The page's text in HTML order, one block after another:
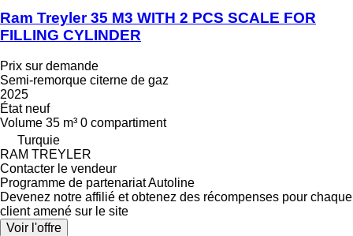
Ram Treyler 35 M3 WITH 2 PCS SCALE FOR
FILLING CYLINDER
Prix sur demande
Semi-remorque citerne de gaz
2025
Étatneuf
Volume 35 m³ 0 compartiment
Turquie
RAM TREYLER
Contacter le vendeur
Programme de partenariat Autoline
Devenez notre affilié et obtenez des récompenses pour chaque
client amené sur le site
Voir l'offre